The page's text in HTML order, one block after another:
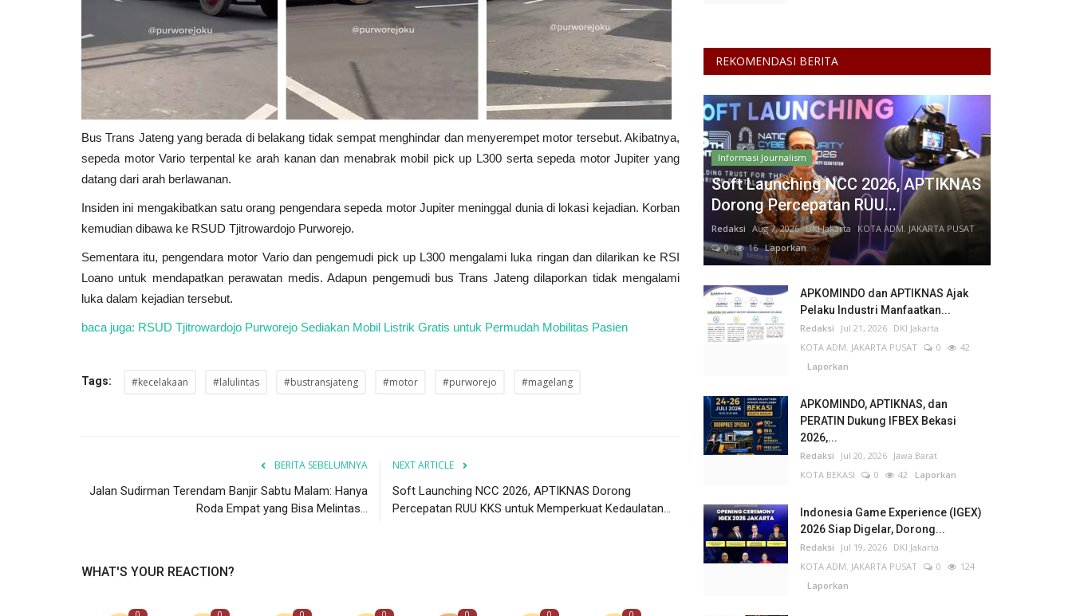
Bus Trans Jateng yang berada di belakang tidak sempat menghindar dan menyerempet motor tersebut. Akibatnya,
sepeda motor Vario terpental ke arah kanan dan menabrak mobil pick up L300 serta sepeda motor Jupiter yang
datang dari arah berlawanan.
Insiden ini mengakibatkan satu orang pengendara sepeda motor Jupiter meninggal dunia di lokasi kejadian. Korban
kemudian dibawa ke RSUD Tjitrowardojo Purworejo.
Sementara itu, pengendara motor Vario dan pengemudi pick up L300 mengalami luka ringan dan dilarikan ke RSI
Loano untuk mendapatkan perawatan medis. Adapun pengemudi bus Trans Jateng dilaporkan tidak mengalami
luka dalam kejadian tersebut.
baca juga: RSUD Tjitrowardojo Purworejo Sediakan Mobil Listrik Gratis untuk Permudah Mobilitas Pasien
Tags: #kecelakaan #lalulintas #bustransjateng #motor #purworejo #magelang
BERITA SEBELUMNYA
Jalan Sudirman Terendam Banjir Sabtu Malam: Hanya
Roda Empat yang Bisa Melintas...
NEXT ARTICLE
Soft Launching NCC 2026, APTIKNAS Dorong
Percepatan RUU KKS untuk Memperkuat Kedaulatan...
WHAT'S YOUR REACTION?
REKOMENDASI BERITA
Informasi Journalism
Soft Launching NCC 2026, APTIKNAS
Dorong Percepatan RUU...
Redaksi Aug 7, 2026 DKI Jakarta
KOTA ADM. JAKARTA PUSAT
0
16Laporkan
APKOMINDO dan APTIKNAS Ajak
Pelaku Industri Manfaatkan...
Redaksi Jul 21, 2026 DKI Jakarta
KOTA ADM. JAKARTA PUSAT
0
42
Laporkan
APKOMINDO, APTIKNAS, dan
PERATIN Dukung IFBEX Bekasi
2026,...
Redaksi Jul 20, 2026 Jawa Barat
KOTA BEKASI
0 42 Laporkan
Indonesia Game Experience (IGEX)
2026 Siap Digelar, Dorong...
Redaksi Jul 19, 2026 DKI Jakarta
KOTA ADM. JAKARTA PUSAT
0
124
Laporkan